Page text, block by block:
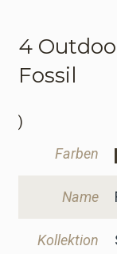
4
Fossil
)
Farben
Name
Kollektion